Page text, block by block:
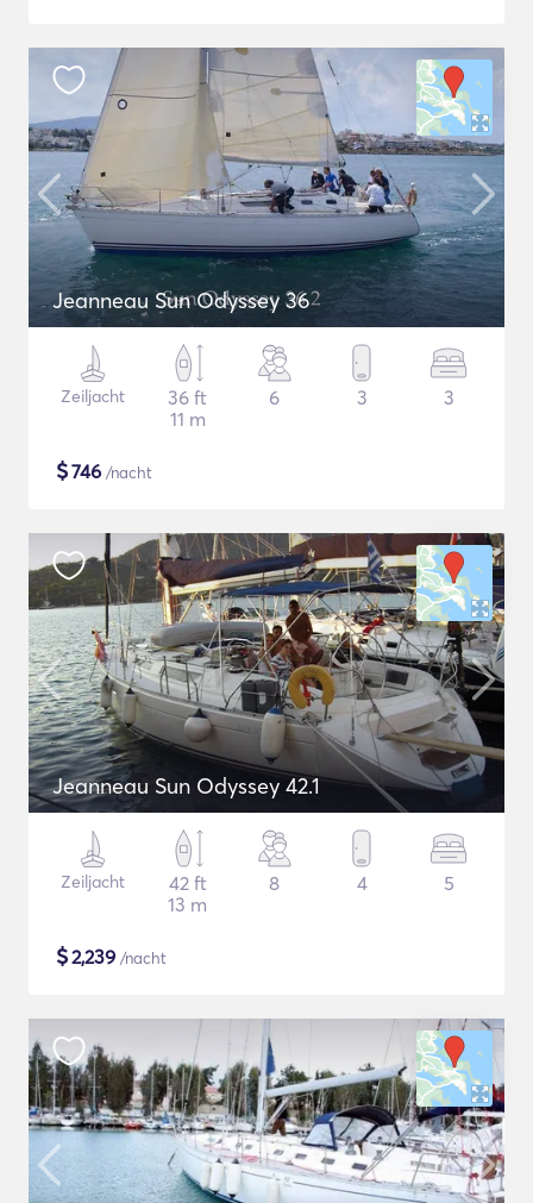
Jeanneau Sun Odyssey 36
Zeiljacht
36 ft
11 m
6 3 3
$746 /nacht
Jeanneau Sun Odyssey 42.1
Zeiljacht
42 ft
13 m
8 4 5
$2,239 /nacht